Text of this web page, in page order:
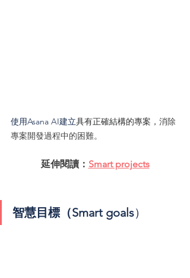
使用Asana AI建立具有正確結構的專案， 消除
專案開發過程中的困難。
延伸閱讀： Smart projects
智慧目標（Smart goals）